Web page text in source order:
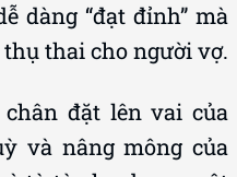
dàng “đạt đỉnh” mà
thai cho người vợ.
đặt lên vai của
và nâng mông của